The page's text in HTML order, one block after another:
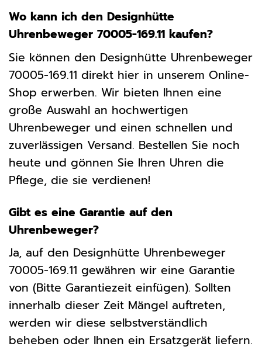
Wo kann ich den Designhütte
Uhrenbeweger 70005-169.11 kaufen?
Sie können den Designhütte Uhrenbeweger
70005-169.11 direkt hier in unserem Online-
Shop erwerben. Wir bieten Ihnen eine
große Auswahl an hochwertigen
Uhrenbeweger und einen schnellen und
zuverlässigen Versand. Bestellen Sie noch
heute und gönnen Sie Ihren Uhren die
Pflege, die sie verdienen!
Gibt es eine Garantie auf den
Uhrenbeweger?
Ja, auf den Designhütte Uhrenbeweger
70005-169.11 gewähren wir eine Garantie
von (Bitte Garantiezeit einfügen). Sollten
innerhalb dieser Zeit Mängel auftreten,
werden wir diese selbstverständlich
beheben oder Ihnen ein Ersatzgerät liefern.